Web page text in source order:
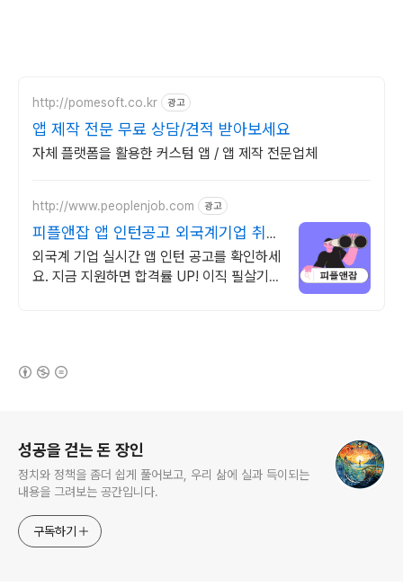
http://pomesoft.co.kr 광고
앱 제작 전문 무료 상담/견적 받아보세요
자체 플랫폼을 활용한 커스텀 앱 / 앱 제작 전문업체
http://www.peoplenjob.com 광고
피플앤잡 앱 인턴공고 외국계기업 취업
은 피플앤잡
외국계 기업 실시간 앱 인턴 공고를 확인하세
요. 지금 지원하면 합격률 UP! 이직 필살기,
성공을 걷는 돈 장인
정치와 정책을 좀더 쉽게 풀어보고, 우리 삶에 실과 득이되는
내용을 그려보는 공간입니다.
구독하기